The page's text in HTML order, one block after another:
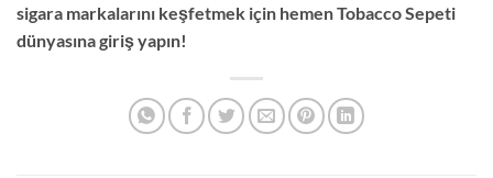
sigara markalarını keşfetmek için hemen Tobacco Sepeti
dünyasına giriş yapın!